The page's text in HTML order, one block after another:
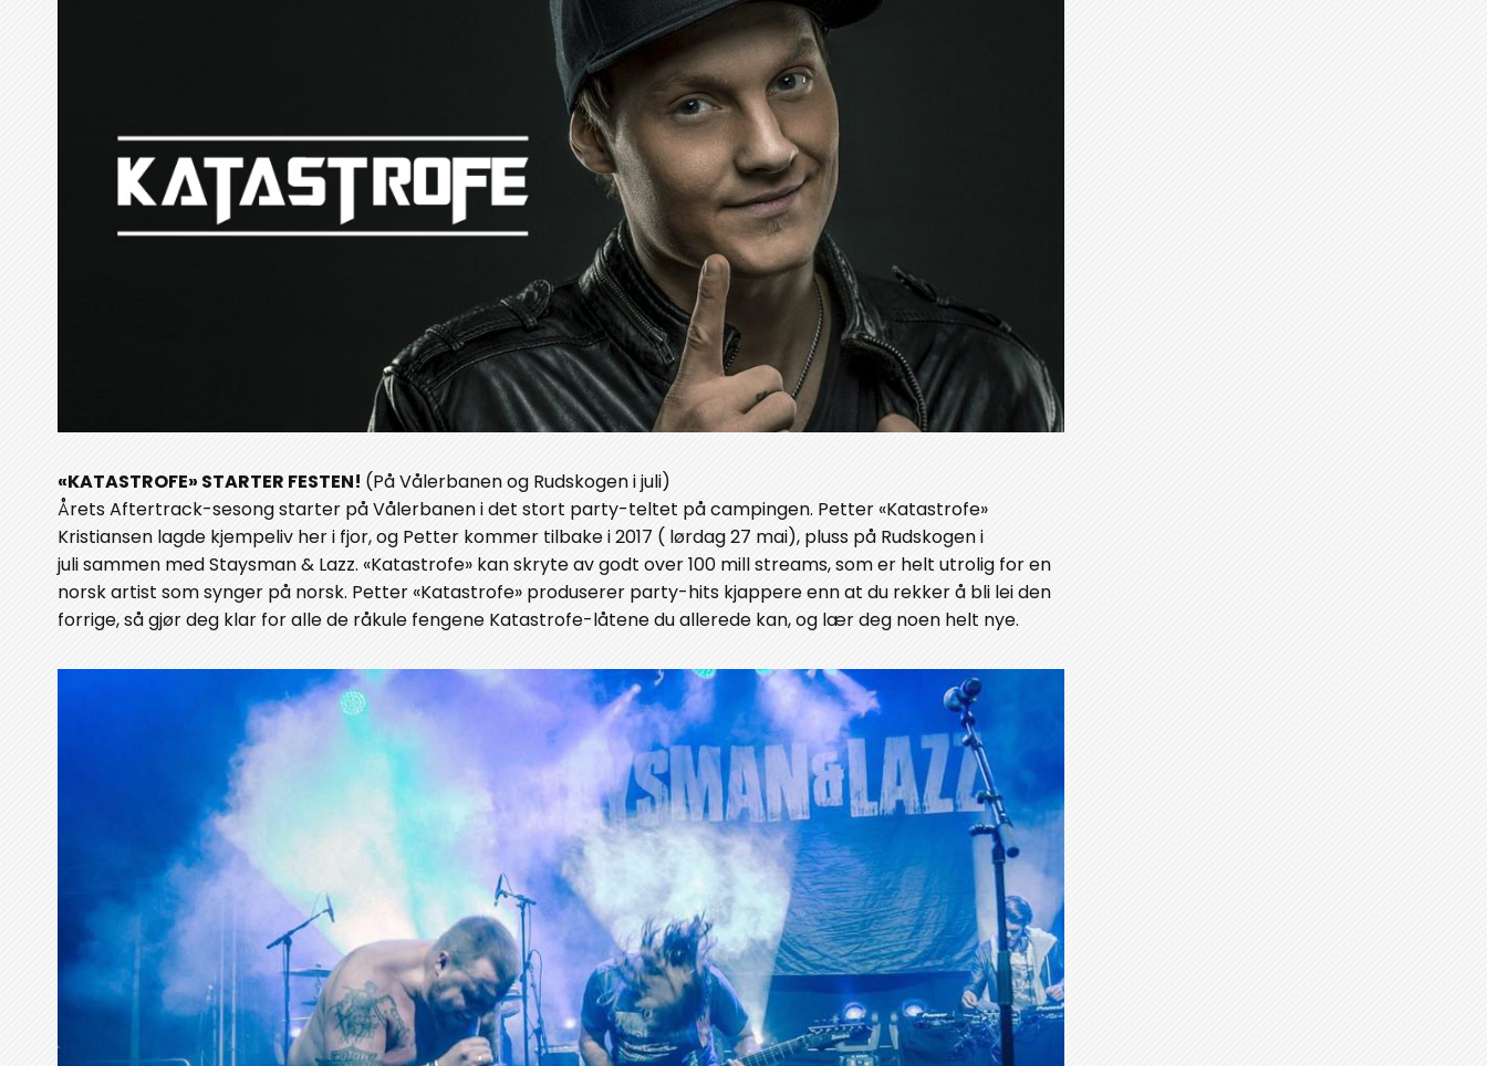
«KATASTROFE» STARTER FESTEN! (På Vålerbanen og Rudskogen i juli)
Årets Aftertrack-sesong starter på Vålerbanen i det stort party-teltet på campingen. Petter «Katastrofe»
Kristiansen lagde kjempeliv her i fjor, og Petter kommer tilbake i 2017 ( lørdag 27 mai), pluss på Rudskogen i
juli sammen med Staysman & Lazz. «Katastrofe» kan skryte av godt over 100 mill streams, som er helt utrolig for en
norsk artist som synger på norsk. Petter «Katastrofe» produserer party-hits kjappere enn at du rekker å bli lei den
forrige, så gjør deg klar for alle de råkule fengene Katastrofe-låtene du allerede kan, og lær deg noen helt nye.